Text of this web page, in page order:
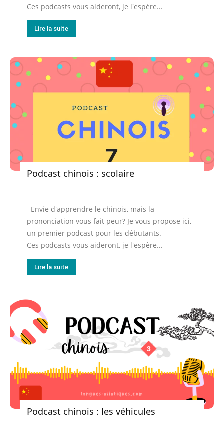
Ces podcasts vous aideront, je l'espère...
Lire la suite
Podcast chinois : scolaire
Envie d'apprendre le chinois, mais la
prononciation vous fait peur? Je vous propose ici,
un premier podcast pour les débutants.
Ces podcasts vous aideront, je l'espère...
Lire la suite
Podcast chinois : les véhicules